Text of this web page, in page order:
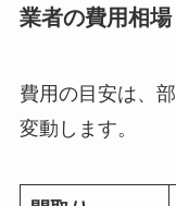
業者の費用相場
費用の目安は、
変動します。